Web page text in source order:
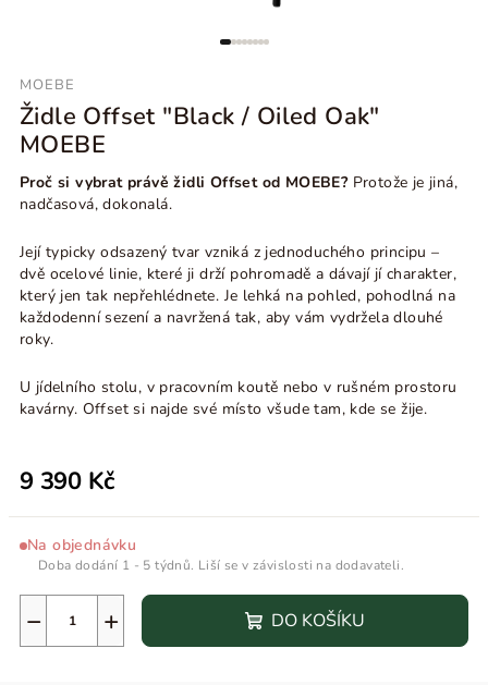
MOEBE
Židle Offset "Black / Oiled Oak"
MOEBE
Proč si vybrat právě židli Offset od MOEBE?Protože je jiná,
nadčasová, dokonalá.
Její typicky odsazený tvar vzniká z jednoduchého principu –
dvě ocelové linie, které ji drží pohromadě a dávají jí charakter,
který jen tak nepřehlédnete. Je lehká na pohled, pohodlná na
každodenní sezení a navržená tak, aby vám vydržela dlouhé
roky.
U jídelního stolu, v pracovním koutě nebo v rušném prostoru
kavárny. Offset si najde své místo všude tam, kde se žije.
9 390 Kč
Na objednávku
Doba dodání 1 - 5 týdnů. Liší se v závislosti na dodavateli.
+
− DO KOŠÍKU